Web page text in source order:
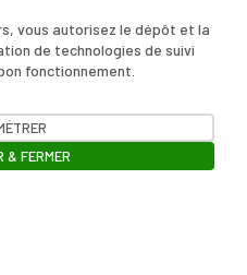
vous autorisez le dépôt et la
de technologies de suivi
fonctionnement.
& FERMER